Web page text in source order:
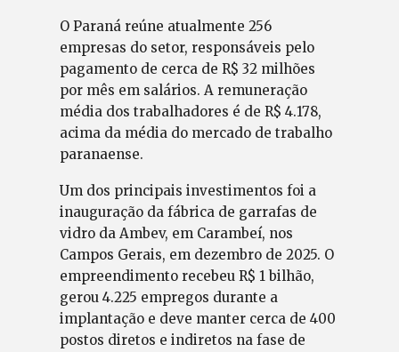
O Paraná reúne atualmente 256
empresas do setor, responsáveis pelo
pagamento de cerca de R$ 32 milhões
por mês em salários. A remuneração
média dos trabalhadores é de R$ 4.178,
acima da média do mercado de trabalho
paranaense.
Um dos principais investimentos foi a
inauguração da fábrica de garrafas de
vidro da Ambev, em Carambeí, nos
Campos Gerais, em dezembro de 2025. O
empreendimento recebeu R$ 1 bilhão,
gerou 4.225 empregos durante a
implantação e deve manter cerca de 400
postos diretos e indiretos na fase de